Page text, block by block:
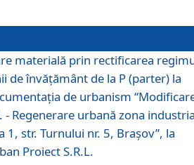
materială prin rectificarea
de învăţământ de la P (parter) la
de urbanism
- Regenerare urbană zona
1, str. Turnului nr. 5, Braşov”, la
Proiect S.R.L.